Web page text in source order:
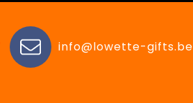
info@lowette-gifts.be